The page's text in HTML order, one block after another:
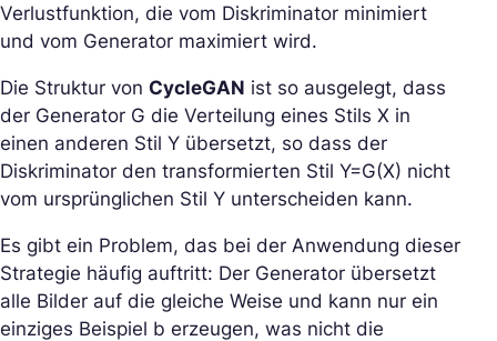
Verlustfunktion, die vom Diskriminator minimiert
und vom Generator maximiert wird.
Die Struktur von CycleGAN ist so ausgelegt, dass
der Generator G die Verteilung eines Stils X in
einen anderen Stil Y übersetzt, so dass der
Diskriminator den transformierten Stil Y=G(X) nicht
vom ursprünglichen Stil Y unterscheiden kann.
Es gibt ein Problem, das bei der Anwendung dieser
Strategie häufig auftritt: Der Generator übersetzt
alle Bilder auf die gleiche Weise und kann nur ein
einziges Beispiel b erzeugen, was nicht die